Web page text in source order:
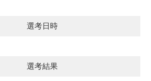
選考日時
選考結果